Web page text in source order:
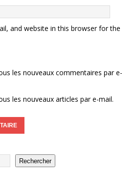
and website in this browser for the
les nouveaux commentaires par e-
les nouveaux articles par e-mail.
Rechercher